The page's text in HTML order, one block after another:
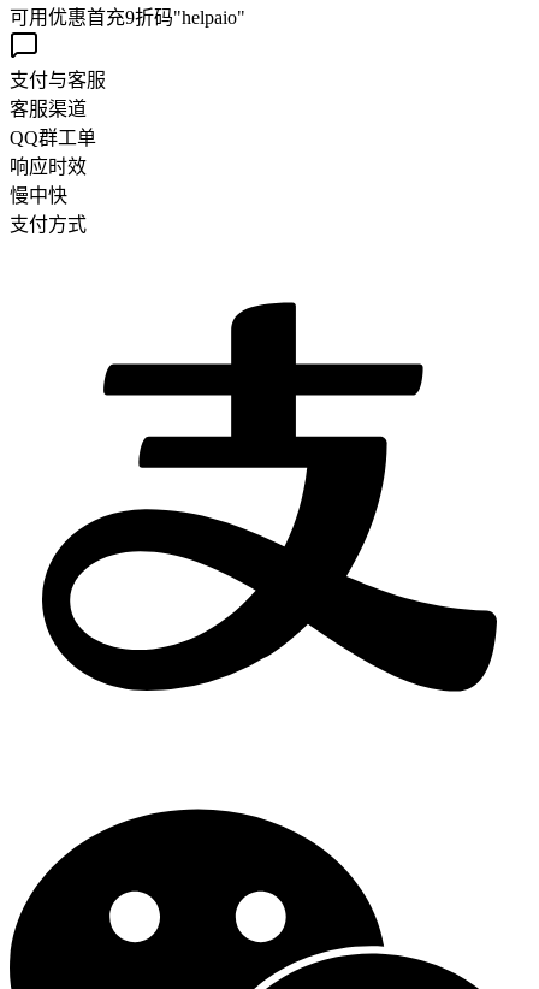
可用优惠首充9折码"helpaio"
支付与客服
客服渠道
QQ群工单
响应时效
慢中快
支付方式